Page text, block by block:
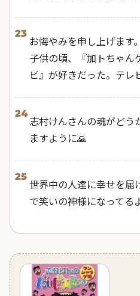
23
お悔やみを申し上げます。
子供の頃、『加トちゃん
ビ』が好きだった。テレ
24
志村けんさんの魂がどう
ますように🙏
25
世界中の人達に幸せを届
で笑いの神様になってる